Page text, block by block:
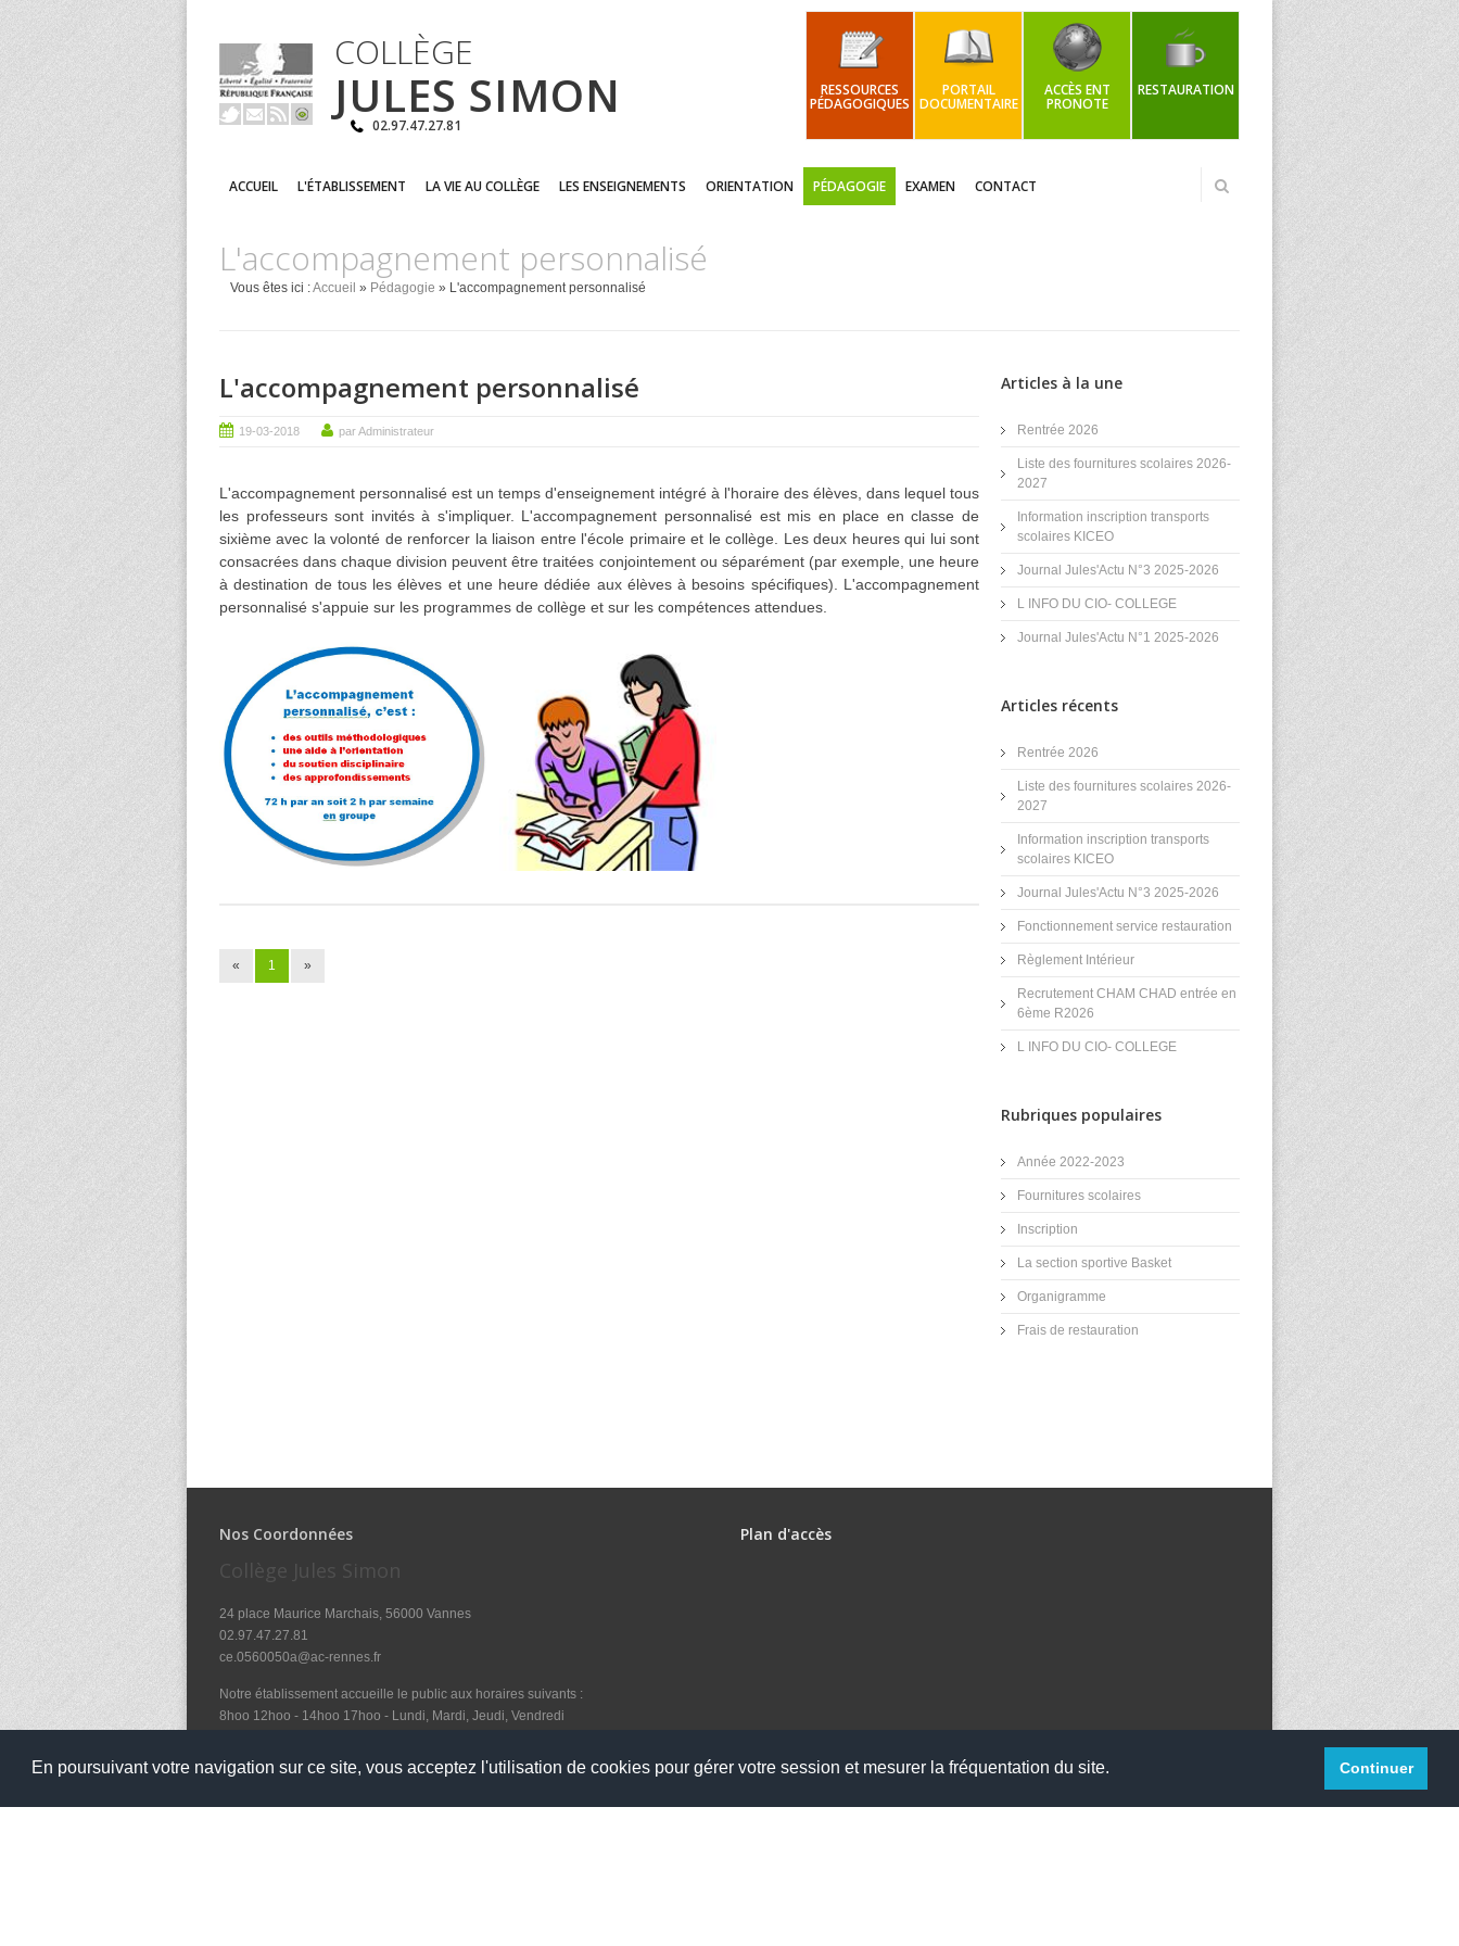
En poursuivant votre navigation sur ce site, vous acceptez l'utilisation de cookies pour gérer votre session et mesurer la fréquentation du site. Continuer
COLLÈGE
JULES SIMON
02.97.47.27.81
RESSOURCES
PÉDAGOGIQUES
PORTAIL
DOCUMENTAIRE
ACCÈS ENT
PRONOTE
RESTAURATION
ACCUEIL L'ÉTABLISSEMENT LA VIE AU COLLÈGE LES ENSEIGNEMENTS ORIENTATION PÉDAGOGIE EXAMEN CONTACT
L'accompagnement personnalisé
Vous êtes ici :Accueil » Pédagogie » L'accompagnement personnalisé
L'accompagnement personnalisé
19-03-2018 par Administrateur
L'accompagnement personnalisé est un temps d'enseignement intégré à l'horaire des élèves, dans lequel tous
les professeurs sont invités à s'impliquer. L'accompagnement personnalisé est mis en place en classe de
sixième avec la volonté de renforcer la liaison entre l'école primaire et le collège. Les deux heures qui lui sont
consacrées dans chaque division peuvent être traitées conjointement ou séparément (par exemple, une heure
à destination de tous les élèves et une heure dédiée aux élèves à besoins spécifiques). L'accompagnement
personnalisé s'appuie sur les programmes de collège et sur les compétences attendues.
« 1 »
Articles à la une
Rentrée 2026
Liste des fournitures scolaires 2026-
2027
Information inscription transports
scolaires KICEO
Journal Jules'Actu N°3 2025-2026
L INFO DU CIO- COLLEGE
Journal Jules'Actu N°1 2025-2026
Articles récents
Rentrée 2026
Liste des fournitures scolaires 2026-
2027
Information inscription transports
scolaires KICEO
Journal Jules'Actu N°3 2025-2026
Fonctionnement service restauration
Règlement Intérieur
Recrutement CHAM CHAD entrée en
6ème R2026
L INFO DU CIO- COLLEGE
Rubriques populaires
Année 2022-2023
Fournitures scolaires
Inscription
La section sportive Basket
Organigramme
Frais de restauration
Nos Coordonnées
Collège Jules Simon
24 place Maurice Marchais, 56000 Vannes
02.97.47.27.81
ce.0560050a@ac-rennes.fr
Notre établissement accueille le public aux horaires suivants :
8hoo 12hoo - 14hoo 17hoo - Lundi, Mardi, Jeudi, Vendredi
Plan d'accès